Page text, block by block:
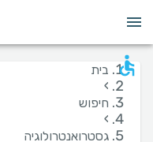
בית
›
חיפוש
›
גסטרואנטרולוגיה